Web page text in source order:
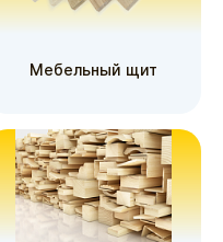
Мебельный щит